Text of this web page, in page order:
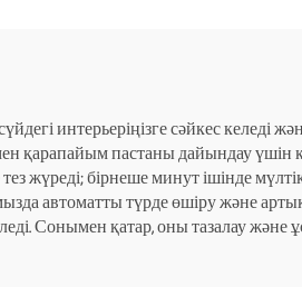
интерьеріңізге сәйкес келеді
қарапайым пастаны дайындау
бірнеше минут ішінде
автоматты түрде өшіру және
Сонымен қатар, оны тазалау және